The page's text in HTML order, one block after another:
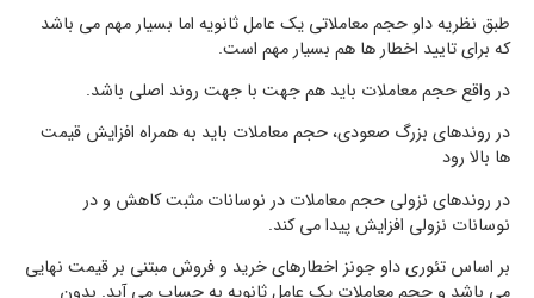
طبق نظریه داو حجم معاملاتی یک عامل ثانویه اما بسیار مهم می باشد
که برای تایید اخطار ها هم بسیار مهم است.
در واقع حجم معاملات باید هم جهت با جهت روند اصلی باشد.
در روندهای بزرگ صعودی، حجم معاملات باید به همراه افزایش قیمت
ها بالا رود
در روندهای نزولی حجم معاملات در نوسانات مثبت کاهش و در
نوسانات نزولی افزایش پیدا می کند.
بر اساس تئوری داو جونز اخطارهای خرید و فروش مبتنی بر قیمت نهایی